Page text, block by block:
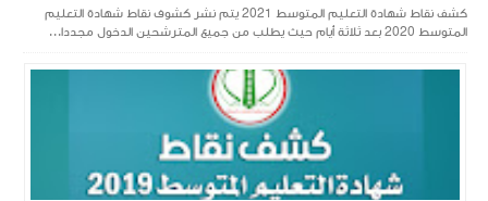
كشف نقاط شهادة التعليم المتوسط 2021 يتم نشر كشوف نقاط شهادة التعليم
المتوسط 2020 بعد ثلاثة أيام حيث يطلب من جميع المترشحين الدخول مجددا...